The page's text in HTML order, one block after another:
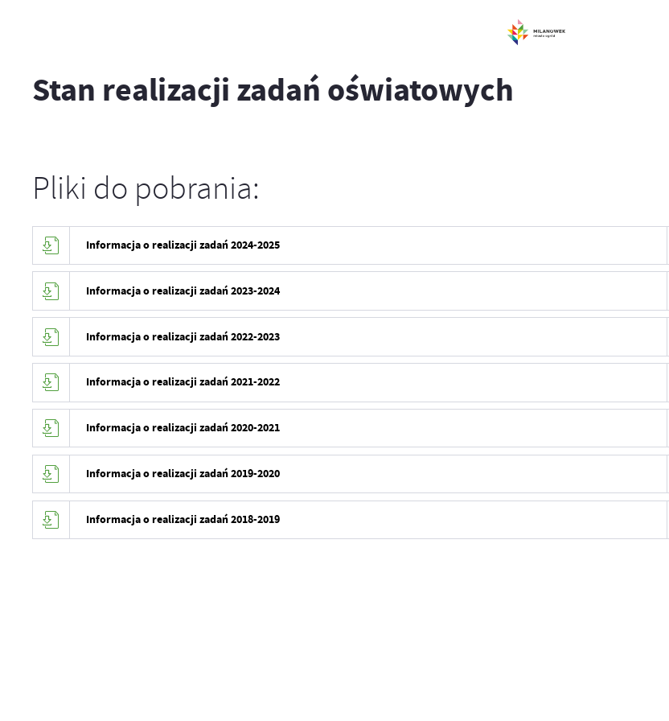
Stan realizacji zadań oświatowych
Pliki do pobrania:
Informacja o realizacji zadań 2024-2025
Informacja o realizacji zadań 2023-2024
Informacja o realizacji zadań 2022-2023
Informacja o realizacji zadań 2021-2022
Informacja o realizacji zadań 2020-2021
Informacja o realizacji zadań 2019-2020
Informacja o realizacji zadań 2018-2019